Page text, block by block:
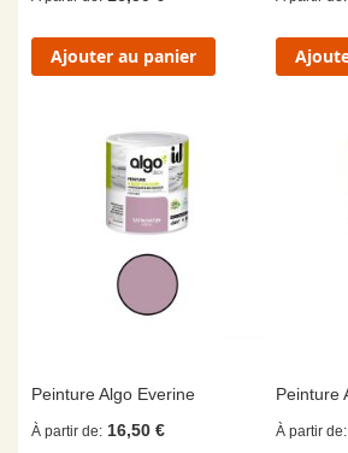
Ajouter au panier
Peinture Algo Everine
À partir de 16,50 €
Peinture
À partir de